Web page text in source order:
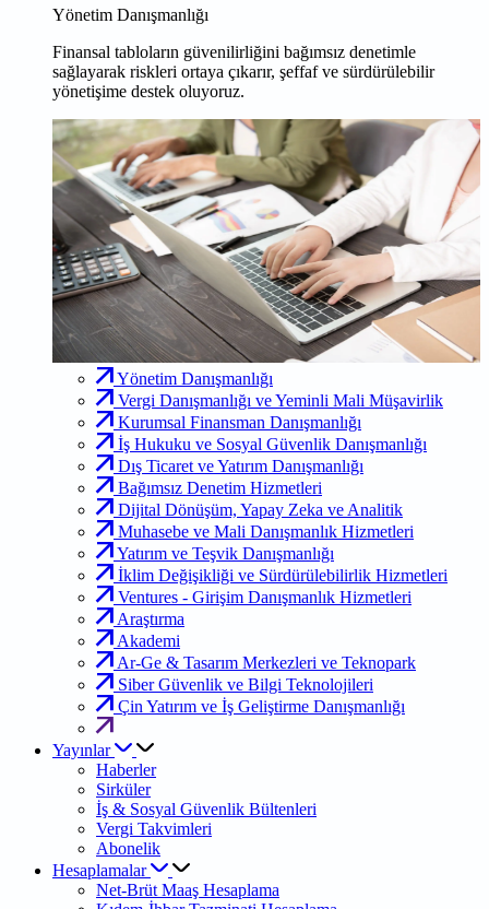
Yönetim Danışmanlığı
Finansal tabloların güvenilirliğini bağımsız denetimle
sağlayarak riskleri ortaya çıkarır, şeffaf ve sürdürülebilir
yönetişime destek oluyoruz.
Yönetim Danışmanlığı
Vergi Danışmanlığı ve Yeminli Mali Müşavirlik
Kurumsal Finansman Danışmanlığı
İş Hukuku ve Sosyal Güvenlik Danışmanlığı
Dış Ticaret ve Yatırım Danışmanlığı
Bağımsız Denetim Hizmetleri
Dijital Dönüşüm, Yapay Zeka ve Analitik
Muhasebe ve Mali Danışmanlık Hizmetleri
Yatırım ve Teşvik Danışmanlığı
İklim Değişikliği ve Sürdürülebilirlik Hizmetleri
Ventures - Girişim Danışmanlık Hizmetleri
Araştırma
Akademi
Ar-Ge & Tasarım Merkezleri ve Teknopark
Siber Güvenlik ve Bilgi Teknolojileri
Çin Yatırım ve İş Geliştirme Danışmanlığı
Yayınlar
Haberler
Sirküler
İş & Sosyal Güvenlik Bültenleri
Vergi Takvimleri
Abonelik
Hesaplamalar
Net-Brüt Maaş Hesaplama